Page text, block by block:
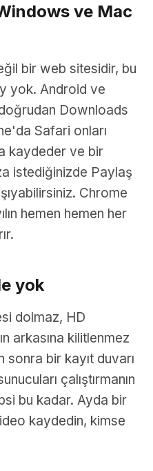
ve Mac
bir web sitesidir, bu
yok. Android ve
Downloads
Safari onları
kaydeder ve bir
istediğinizde Paylaş
Chrome
hemen hemen her
yok
dolmaz, HD
arkasına kilitlenmez
bir kayıt duvarı
çalıştırmanın
bu kadar. Ayda bir
kaydedin, kimse